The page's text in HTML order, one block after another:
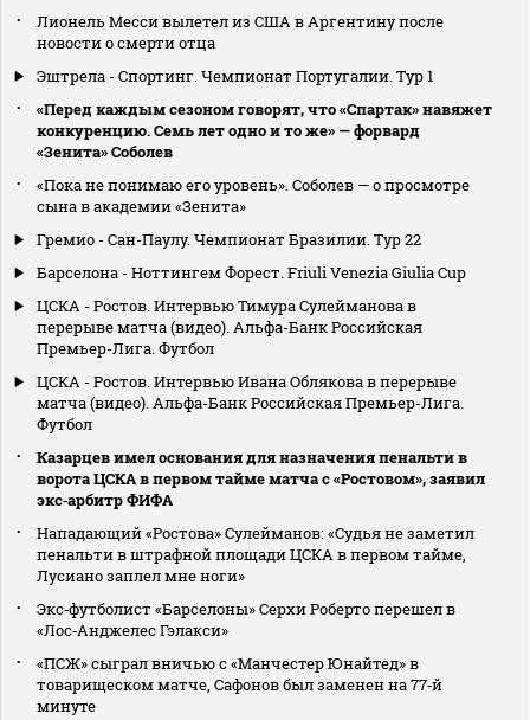
Лионель Месси вылетел из США в Аргентину после
новости о смерти отца
Эштрела - Спортинг. Чемпионат Португалии. Тур 1
«Перед каждым сезоном говорят, что «Спартак» навяжет
конкуренцию. Семь лет одно и то же» — форвард
«Зенита» Соболев
«Пока не понимаю его уровень». Соболев — о просмотре
сына в академии «Зенита»
Гремио - Сан-Паулу. Чемпионат Бразилии. Тур 22
Барселона - Ноттингем Форест. Friuli Venezia Giulia Cup
ЦСКА - Ростов. Интервью Тимура Сулейманова в
перерыве матча (видео). Альфа-Банк Российская
Премьер-Лига. Футбол
ЦСКА - Ростов. Интервью Ивана Облякова в перерыве
матча (видео). Альфа-Банк Российская Премьер-Лига.
Футбол
Казарцев имел основания для назначения пенальти в
ворота ЦСКА в первом тайме матча с «Ростовом», заявил
экс‑арбитр ФИФА
Нападающий «Ростова» Сулейманов: «Судья не заметил
пенальти в штрафной площади ЦСКА в первом тайме,
Лусиано заплел мне ноги»
Экс‑футболист «Барселоны» Серхи Роберто перешел в
«Лос‑Анджелес Гэлакси»
«ПСЖ» сыграл вничью с «Манчестер Юнайтед» в
товарищеском матче, Сафонов был заменен на 77‑й
минуте